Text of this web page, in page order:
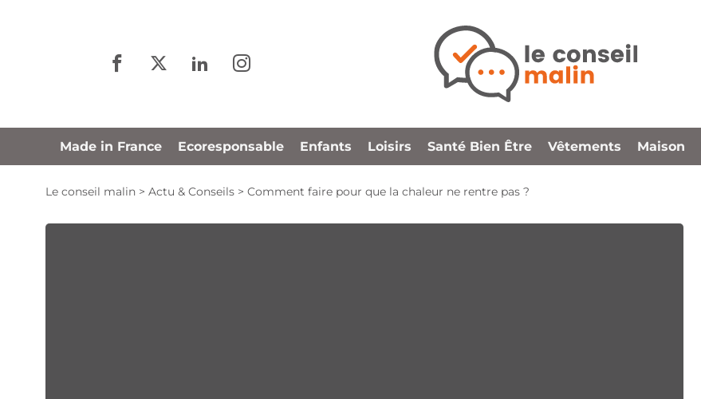
Made in France Ecoresponsable Enfants Loisirs Santé Bien Être Vêtements Maison
Le conseil malin > Actu & Conseils > Comment faire pour que la chaleur ne rentre pas ?